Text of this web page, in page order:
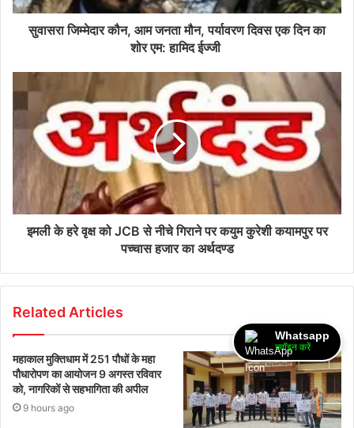
सुवासरा जिम्मेदार कौन, आम जनता मौन, पर्यावरण दिवस एक दिन का
शोर एम: हामिद ईज्जी
इमली के हरे वृक्ष को JCB से नीचे गिराने पर कयुम कुरेशी कयामपुर पर
पच्चास हजार का अर्थदण्ड
Related Articles
महाकाल मुक्तिधाम में 251 पौधों के महा
पौधारोपण का आयोजन 9 अगस्त रविवार
को, नागरिकों से सहभागिता की अपील
9 hours ago
Whatsapp
ज्वॉइन करें